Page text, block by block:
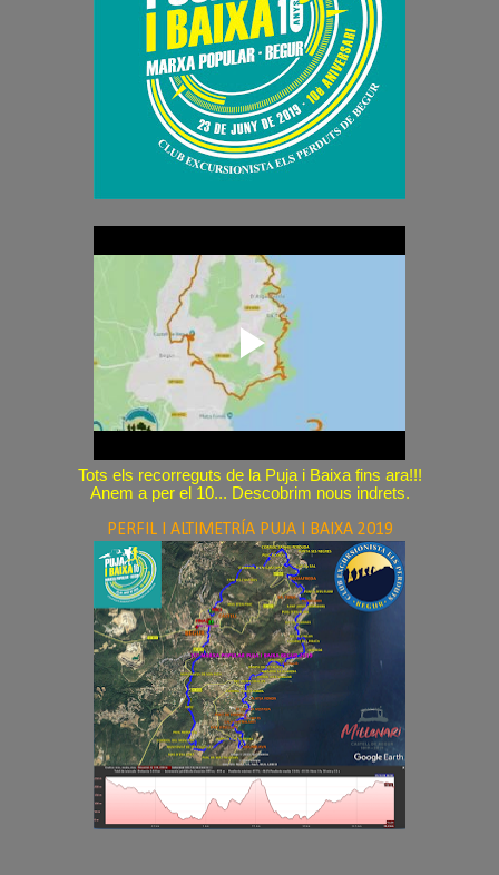
Tots els recorreguts de la Puja i Baixa fins ara!!!
Anem a per el 10... Descobrim nous indrets.
PERFIL I ALTIMETRÍA PUJA I BAIXA 2019